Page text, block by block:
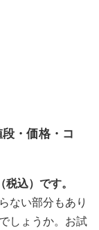
・価格・コ
込）です。
ない部分もあり
しょうか。お試